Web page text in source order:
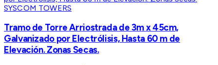
SYSCOM TOWERS
Tramo de Torre Arriostrada de 3m x 45cm,
Galvanizado por Electrólisis, Hasta 60 m de
Elevación. Zonas Secas.